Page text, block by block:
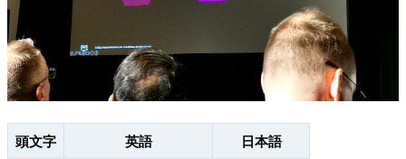
頭文字 英語 日本語